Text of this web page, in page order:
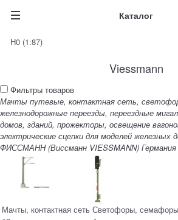
Каталог
H0 (1:87)
Viessmann
Фильтры товаров
Мачты путевые, контактная сеть,
железнодорожные переезды, переездные
домов, зданий, прожекторы, освещение
электрические сцепки для моделей
ФИССМАНН (Виссманн VIESSMANN) Германия
Мачты, контактная сеть Светофоры,